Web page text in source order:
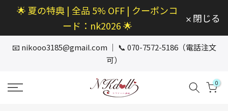
へ
ス
🌟 夏の特典 | 全品 5% OFF | クーポンコ
ード：nk2026 🌟
閉じる
📧 nikooo3185@gmail.com ｜ 📞 070-7572-5186（電話注文
可）
0